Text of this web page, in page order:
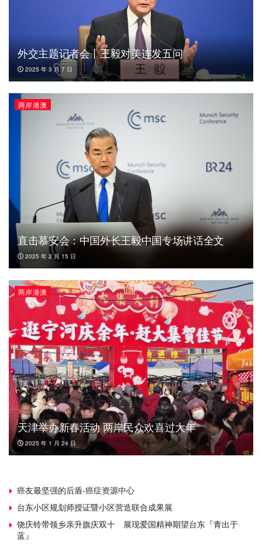
外交主题记者会丨王毅对美连发五问
2025 年 3 月 7 日
两岸港澳
直击慕安会：中国外长王毅中国专场讲话全文
2025 年 2 月 15 日
两岸港澳
天津举办新春活动 两岸民众欢喜过大年
2025 年 1 月 24 日
癌友最坚强的后盾-癌症资源中心
台东小区规划师授证暨小区营造联合成果展
饶庆铃带领乡亲升旗庆双十 展现爱国精神期望台东『青出于
蓝』